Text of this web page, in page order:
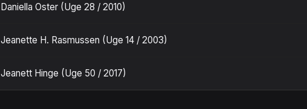
Daniella Oster (Uge 28 / 2010)
Jeanette H. Rasmussen (Uge 14 / 2003)
Jeanett Hinge (Uge 50 / 2017)